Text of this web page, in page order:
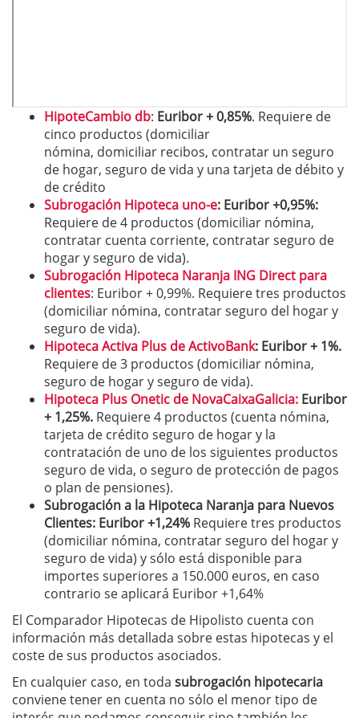
HipoteCambio db: Euribor + 0,85%. Requiere de
cinco productos (domiciliar
nómina, domiciliar recibos, contratar un seguro
de hogar, seguro de vida y una tarjeta de débito y
de crédito
Subrogación Hipoteca uno-e: Euribor +0,95%:
Requiere de 4 productos (domiciliar nómina,
contratar cuenta corriente, contratar seguro de
hogar y seguro de vida).
Subrogación Hipoteca Naranja ING Direct para
clientes: Euribor + 0,99%. Requiere tres productos
(domiciliar nómina, contratar seguro del hogar y
seguro de vida).
Hipoteca Activa Plus de ActivoBank: Euribor + 1%.
Requiere de 3 productos (domiciliar nómina,
seguro de hogar y seguro de vida).
Hipoteca Plus Onetic de NovaCaixaGalicia: Euribor
+ 1,25%. Requiere 4 productos (cuenta nómina,
tarjeta de crédito seguro de hogar y la
contratación de uno de los siguientes productos
seguro de vida, o seguro de protección de pagos
o plan de pensiones).
Subrogación a la Hipoteca Naranja para Nuevos
Clientes: Euribor +1,24% Requiere tres productos
(domiciliar nómina, contratar seguro del hogar y
seguro de vida) y sólo está disponible para
importes superiores a 150.000 euros, en caso
contrario se aplicará Euribor +1,64%
El Comparador Hipotecas de Hipolisto cuenta con
información más detallada sobre estas hipotecas y el
coste de sus productos asociados.
En cualquier caso, en toda subrogación hipotecaria
conviene tener en cuenta no sólo el menor tipo de